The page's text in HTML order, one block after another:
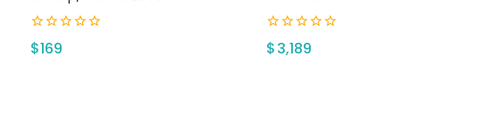
0
fuera
$169
0
fuera
$3,189